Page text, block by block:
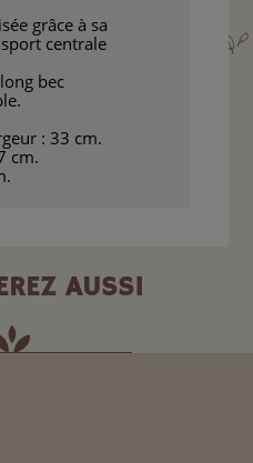
grâce à sa
centrale
bec
: 33 cm.
cm.
AUSSI